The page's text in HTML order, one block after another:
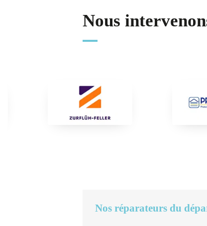
Nous
Nos réparateurs du